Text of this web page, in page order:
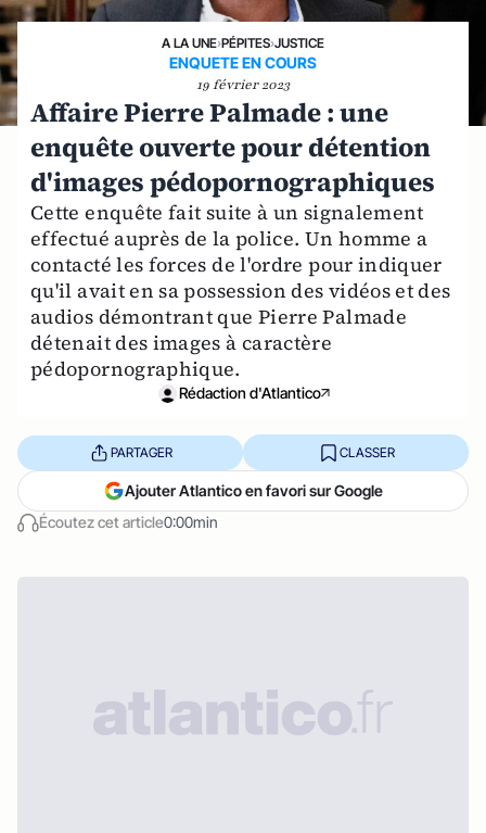
A LA UNE›PÉPITES›JUSTICE
ENQUETE EN COURS
19 février 2023
Affaire Pierre Palmade : une
enquête ouverte pour détention
d'images pédopornographiques
Cette enquête fait suite à un signalement
effectué auprès de la police. Un homme a
contacté les forces de l'ordre pour indiquer
qu'il avait en sa possession des vidéos et des
audios démontrant que Pierre Palmade
détenait des images à caractère
pédopornographique.
Rédaction d'Atlantico
Écoutez cet article0:00min
PARTAGER CLASSER
Ajouter Atlantico en favori sur Google